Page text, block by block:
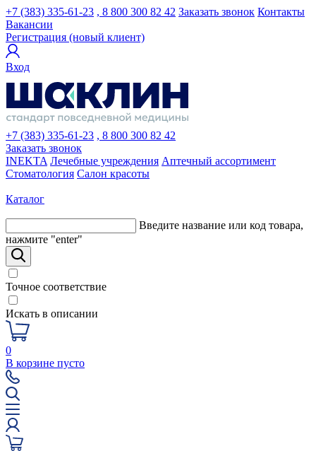
+7 (383) 335-61-23 , 8 800 300 82 42 Заказать звонок Контакты
Вакансии
Регистрация (новый клиент)
Вход
+7 (383) 335-61-23 , 8 800 300 82 42
Заказать звонок
INEKTA Лечебные учреждения Аптечный ассортимент
Стоматология Салон красоты
Каталог
Введите название или код товара,
нажмите "enter"
Точное соответствие
Искать в описании
0
В корзине пусто